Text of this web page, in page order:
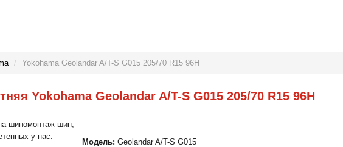
/ Yokohama Geolandar A/T-S G015 205/70 R15 96H
Yokohama Geolandar A/T-S G015 205/70 R15 96H
шиномонтаж шин,
у нас.
Модель: Geolandar A/T-S G015